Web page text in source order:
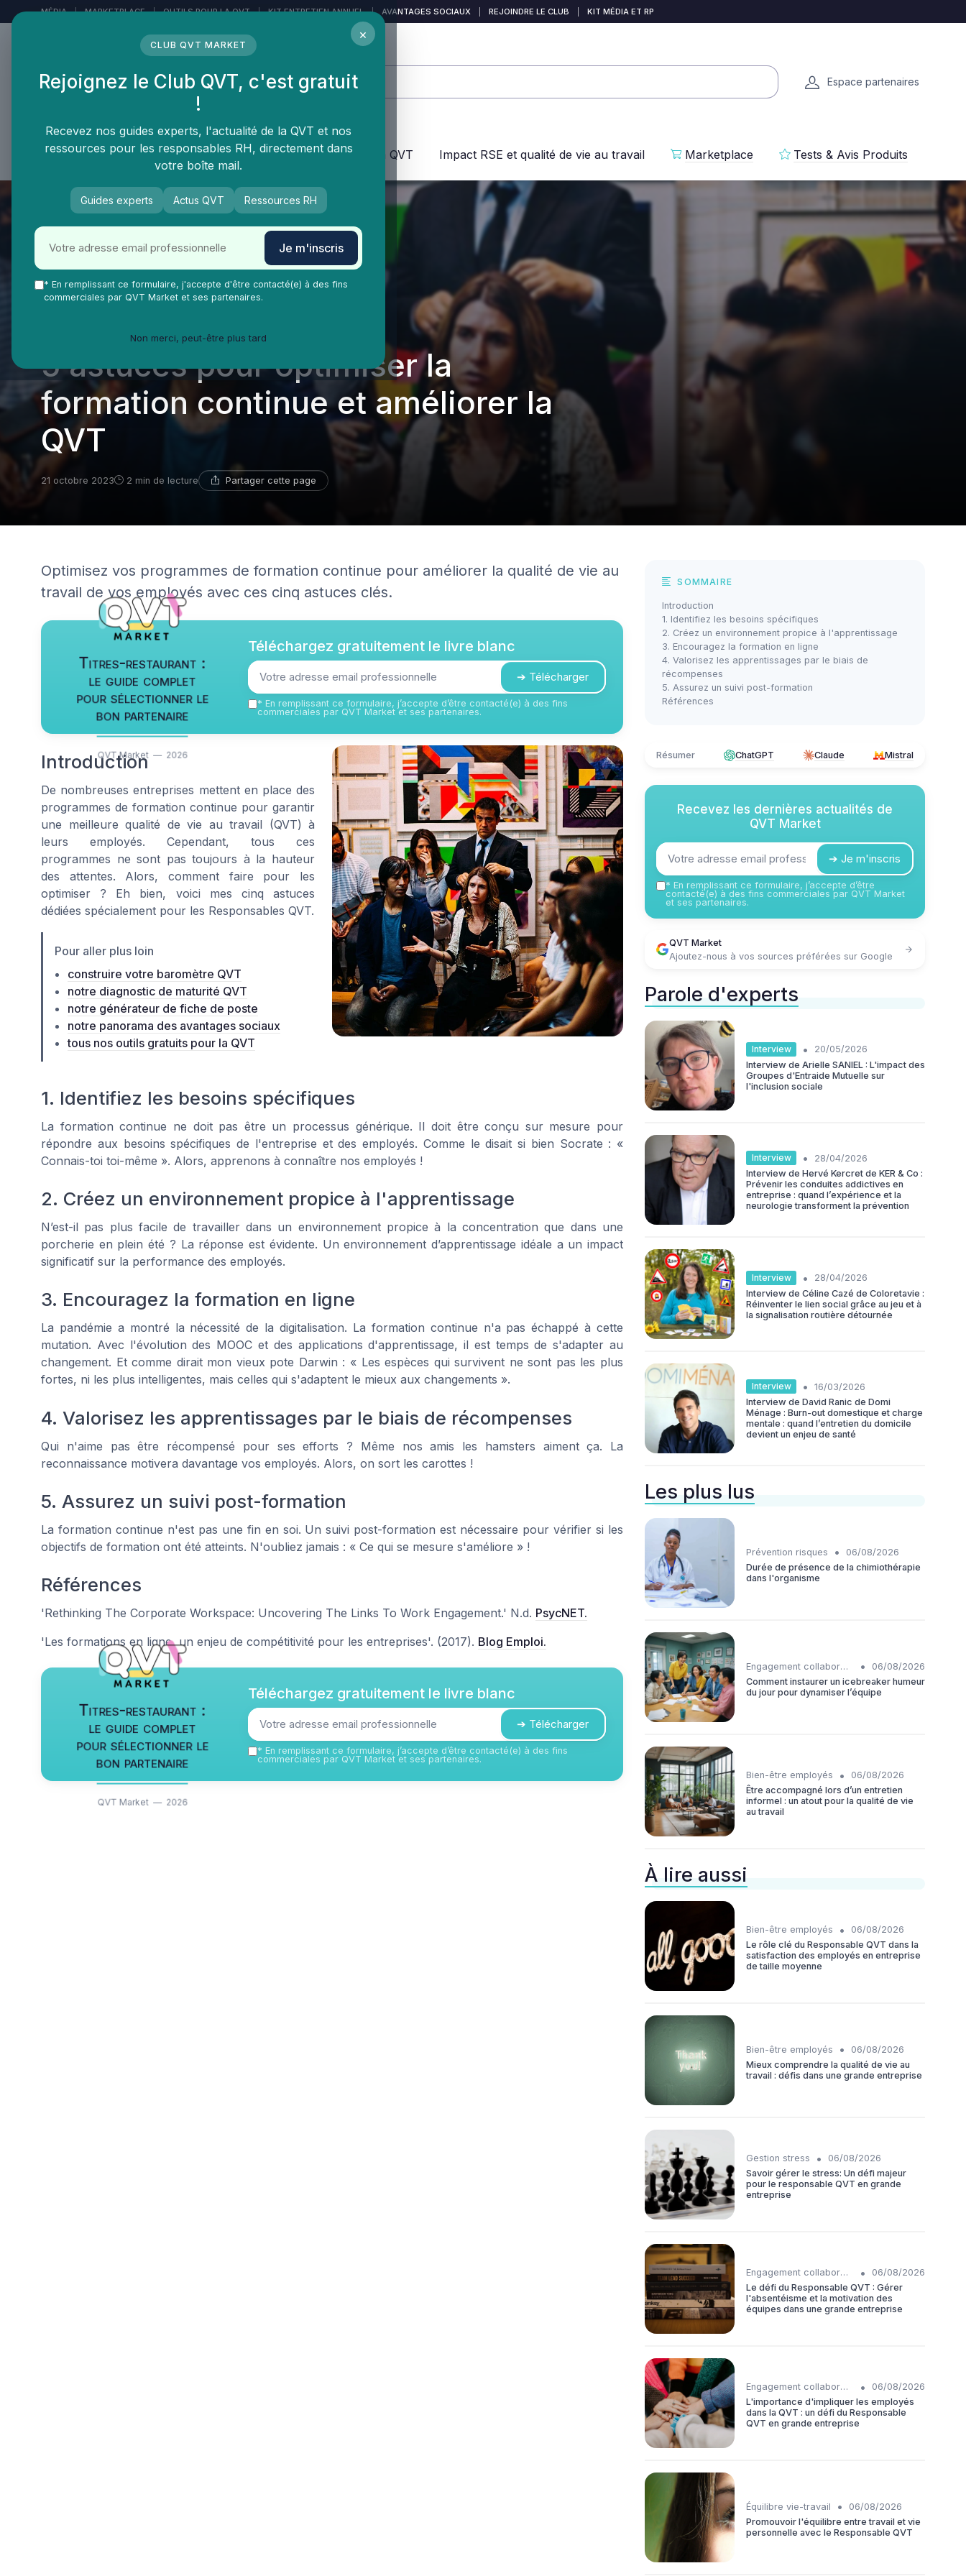
MÉDIA | MARKETPLACE | OUTILS POUR LA QVT | KIT ENTRETIEN ANNUEL | AVANTAGES SOCIAUX REJOINDRE LE CLUB KIT MÉDIA ET RP
LE MÉDIA DES
Espace partenaires
Vie Ma Vie dans la QVT Tendances QVT Enjeux dans la QVT Impact RSE et qualité de vie au travail Marketplace Tests & Avis Produits
5 astuces pour optimiser la
formation continue et améliorer la
QVT
21 octobre 2023 2 min de lecture Partager cette page
Optimisez vos programmes de formation continue pour améliorer la qualité de vie au
travail de vos employés avec ces cinq astuces clés.
Titres-restaurant :
le guide complet
pour sélectionner le
bon partenaire
QVT Market — 2026
Téléchargez gratuitement le livre blanc
➔ Télécharger
* En remplissant ce formulaire, j’accepte d’être contacté(e) à des fins
commerciales par QVT Market et ses partenaires.
Introduction
De nombreuses entreprises mettent en place des
programmes de formation continue pour garantir
une meilleure qualité de vie au travail (QVT) à
leurs employés. Cependant, tous ces
programmes ne sont pas toujours à la hauteur
des attentes. Alors, comment faire pour les
optimiser ? Eh bien, voici mes cinq astuces
dédiées spécialement pour les Responsables QVT.
Pour aller plus loin
construire votre baromètre QVT
notre diagnostic de maturité QVT
notre générateur de fiche de poste
notre panorama des avantages sociaux
tous nos outils gratuits pour la QVT
1. Identifiez les besoins spécifiques
La formation continue ne doit pas être un processus générique. Il doit être conçu sur mesure pour
répondre aux besoins spécifiques de l'entreprise et des employés. Comme le disait si bien Socrate : «
Connais-toi toi-même ». Alors, apprenons à connaître nos employés !
2. Créez un environnement propice à l'apprentissage
N’est-il pas plus facile de travailler dans un environnement propice à la concentration que dans une
porcherie en plein été ? La réponse est évidente. Un environnement d’apprentissage idéale a un impact
significatif sur la performance des employés.
3. Encouragez la formation en ligne
La pandémie a montré la nécessité de la digitalisation. La formation continue n'a pas échappé à cette
mutation. Avec l'évolution des MOOC et des applications d'apprentissage, il est temps de s'adapter au
changement. Et comme dirait mon vieux pote Darwin : « Les espèces qui survivent ne sont pas les plus
fortes, ni les plus intelligentes, mais celles qui s'adaptent le mieux aux changements ».
4. Valorisez les apprentissages par le biais de récompenses
Qui n'aime pas être récompensé pour ses efforts ? Même nos amis les hamsters aiment ça. La
reconnaissance motivera davantage vos employés. Alors, on sort les carottes !
5. Assurez un suivi post-formation
La formation continue n'est pas une fin en soi. Un suivi post-formation est nécessaire pour vérifier si les
objectifs de formation ont été atteints. N'oubliez jamais : « Ce qui se mesure s'améliore » !
Références
'Rethinking The Corporate Workspace: Uncovering The Links To Work Engagement.' N.d. PsycNET.
'Les formations en ligne, un enjeu de compétitivité pour les entreprises'. (2017). Blog Emploi.
Titres-restaurant :
le guide complet
pour sélectionner le
bon partenaire
QVT Market — 2026
Téléchargez gratuitement le livre blanc
➔ Télécharger
* En remplissant ce formulaire, j’accepte d’être contacté(e) à des fins
commerciales par QVT Market et ses partenaires.
SOMMAIRE
Introduction
1. Identifiez les besoins spécifiques
2. Créez un environnement propice à l'apprentissage
3. Encouragez la formation en ligne
4. Valorisez les apprentissages par le biais de
récompenses
5. Assurez un suivi post-formation
Références
Résumer ChatGPT Claude Mistral
Recevez les dernières actualités de
QVT Market
➔ Je m'inscris
* En remplissant ce formulaire, j’accepte d’être
contacté(e) à des fins commerciales par QVT Market
et ses partenaires.
QVT Market
Ajoutez-nous à vos sources préférées sur Google
Parole d'experts
Interview •
20/05/2026
Interview de Arielle SANIEL : L'impact des
Groupes d'Entraide Mutuelle sur
l'inclusion sociale
Interview •
28/04/2026
Interview de Hervé Kercret de KER & Co :
Prévenir les conduites addictives en
entreprise : quand l’expérience et la
neurologie transforment la prévention
Interview •
28/04/2026
Interview de Céline Cazé de Coloretavie :
Réinventer le lien social grâce au jeu et à
la signalisation routière détournée
Interview •
16/03/2026
Interview de David Ranic de Domi
Ménage : Burn-out domestique et charge
mentale : quand l’entretien du domicile
devient un enjeu de santé
Les plus lus
Prévention risques •
06/08/2026
Durée de présence de la chimiothérapie
dans l'organisme
Engagement collaborateurs •
06/08/2026
Comment instaurer un icebreaker humeur
du jour pour dynamiser l’équipe
Bien-être employés •
06/08/2026
Être accompagné lors d’un entretien
informel : un atout pour la qualité de vie
au travail
À lire aussi
Bien-être employés •
06/08/2026
Le rôle clé du Responsable QVT dans la
satisfaction des employés en entreprise
de taille moyenne
Bien-être employés •
06/08/2026
Mieux comprendre la qualité de vie au
travail : défis dans une grande entreprise
Gestion stress •
06/08/2026
Savoir gérer le stress: Un défi majeur
pour le responsable QVT en grande
entreprise
Engagement collaborateurs •
06/08/2026
Le défi du Responsable QVT : Gérer
l'absentéisme et la motivation des
équipes dans une grande entreprise
Engagement collaborateurs •
06/08/2026
L'importance d'impliquer les employés
dans la QVT : un défi du Responsable
QVT en grande entreprise
Équilibre vie-travail •
06/08/2026
Promouvoir l'équilibre entre travail et vie
personnelle avec le Responsable QVT
×
CLUB QVT MARKET
Rejoignez le Club QVT, c'est gratuit
!
Recevez nos guides experts, l'actualité de la QVT et nos
ressources pour les responsables RH, directement dans
votre boîte mail.
Guides experts Actus QVT Ressources RH
Je m'inscris
* En remplissant ce formulaire, j'accepte d'être contacté(e) à des fins
commerciales par QVT Market et ses partenaires.
Non merci, peut-être plus tard
Panneau de gestion des cookies